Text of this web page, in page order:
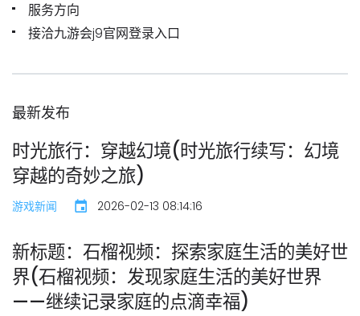
服务方向
接洽九游会j9官网登录入口
最新发布
时光旅行：穿越幻境(时光旅行续写：幻境
穿越的奇妙之旅)
游戏新闻 2026-02-13 08:14:16
新标题：石榴视频：探索家庭生活的美好世
界(石榴视频：发现家庭生活的美好世界
——继续记录家庭的点滴幸福)